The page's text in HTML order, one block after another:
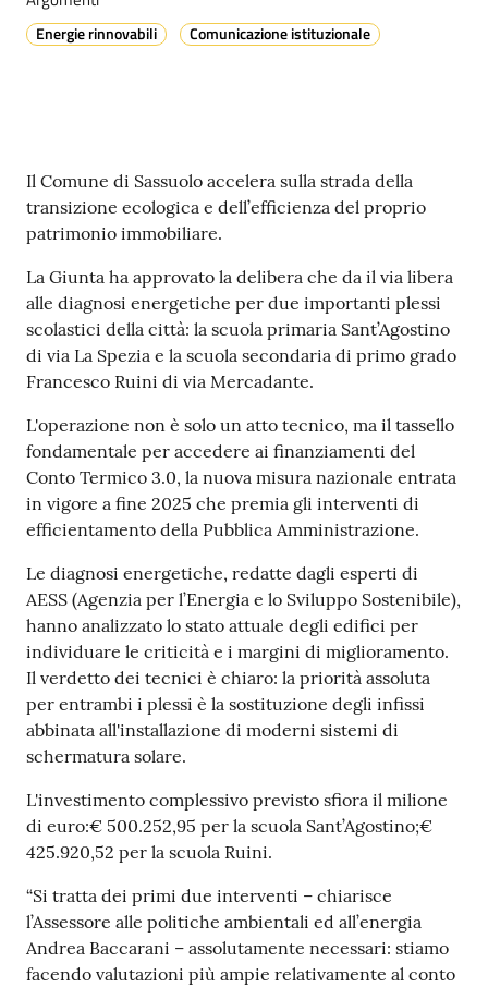
t
e
s
i
t
a
s
s
u
o
o
Tutti
gli
Seguici
su
Energie rinnovabili Comunicazione istituzionale
Contenuto
Il Comune di Sassuolo accelera sulla strada della
transizione ecologica e dell’efficienza del proprio
patrimonio immobiliare.
La Giunta ha approvato la delibera che da il via libera
alle diagnosi energetiche per due importanti plessi
scolastici della città: la scuola primaria Sant’Agostino
di via La Spezia e la scuola secondaria di primo grado
Francesco Ruini di via Mercadante.
L'operazione non è solo un atto tecnico, ma il tassello
fondamentale per accedere ai finanziamenti del
Conto Termico 3.0, la nuova misura nazionale entrata
in vigore a fine 2025 che premia gli interventi di
efficientamento della Pubblica Amministrazione.
Le diagnosi energetiche, redatte dagli esperti di
AESS (Agenzia per l’Energia e lo Sviluppo Sostenibile),
hanno analizzato lo stato attuale degli edifici per
individuare le criticità e i margini di miglioramento.
Il verdetto dei tecnici è chiaro: la priorità assoluta
per entrambi i plessi è la sostituzione degli infissi
abbinata all'installazione di moderni sistemi di
schermatura solare.
L'investimento complessivo previsto sfiora il milione
di euro:€ 500.252,95 per la scuola Sant’Agostino;€
425.920,52 per la scuola Ruini.
“Si tratta dei primi due interventi – chiarisce
l’Assessore alle politiche ambientali ed all’energia
Andrea Baccarani – assolutamente necessari: stiamo
facendo valutazioni più ampie relativamente al conto